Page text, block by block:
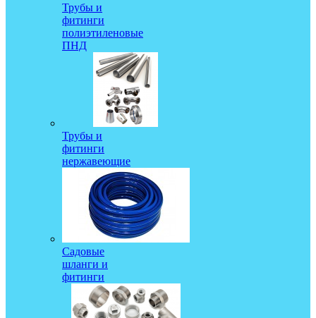
Трубы и
фитинги
полиэтиленовые
ПНД
Трубы и
фитинги
нержавеющие
Садовые
шланги и
фитинги